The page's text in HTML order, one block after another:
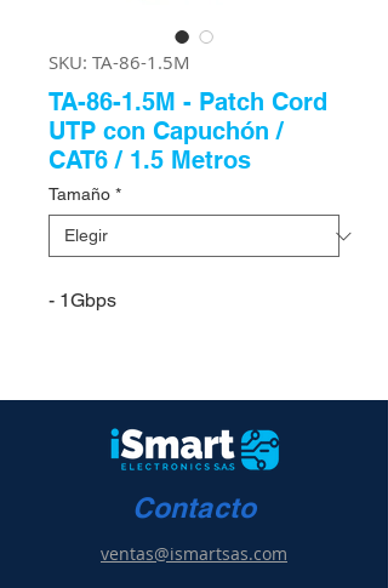
SKU: TA-86-1.5M
TA-86-1.5M - Patch Cord
UTP con Capuchón /
CAT6 / 1.5 Metros
Tamaño *
- 1Gbps
Contacto
ventas@ismartsas.com